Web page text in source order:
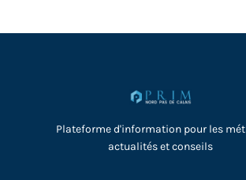
Plateforme d'information pour les
actualités et conseils